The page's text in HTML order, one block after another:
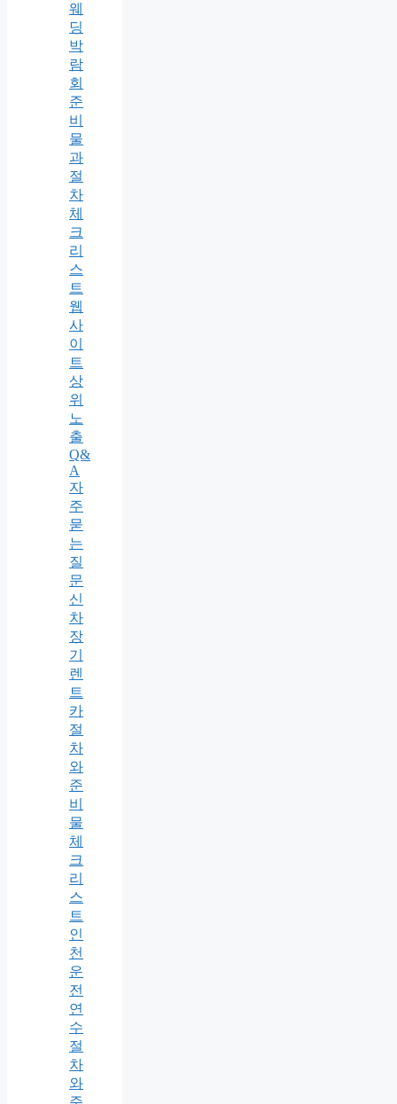
웨
딩
박
람
회
준
비
물
과
절
차
체
크
리
스
트
웹
사
이
트
상
위
노
출
Q&
A
자
주
묻
는
질
문
신
차
장
기
렌
트
카
절
차
와
준
비
물
체
크
리
스
트
인
천
운
전
연
수
절
차
와